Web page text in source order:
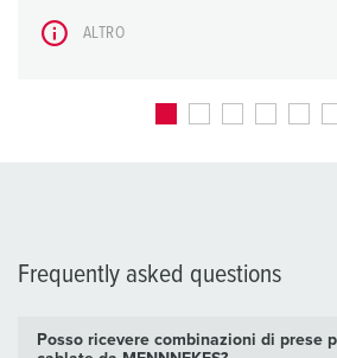
ALTRO
Frequently asked questions
Posso ricevere combinazioni di prese